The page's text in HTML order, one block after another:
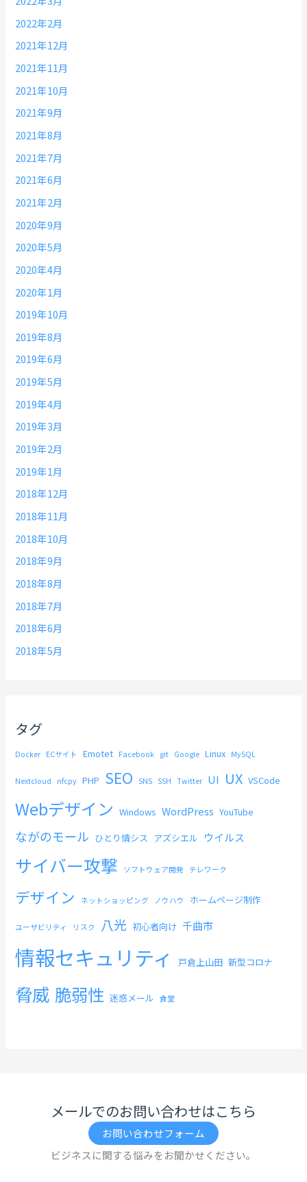
2022年2月
2021年12月
2021年11月
2021年10月
2021年9月
2021年8月
2021年7月
2021年6月
2021年2月
2020年9月
2020年5月
2020年4月
2020年1月
2019年10月
2019年8月
2019年6月
2019年5月
2019年4月
2019年3月
2019年2月
2019年1月
2018年12月
2018年11月
2018年10月
2018年9月
2018年8月
2018年7月
2018年6月
2018年5月
タグ
Docker ECサイト Emotet Facebook git Google Linux MySQL
Nextcloud nfcpy PHP SEO SNS SSH Twitter UI UX VSCode
Webデザイン Windows WordPress YouTube
ながのモール ひとり情シス アズシエル ウイルス
サイバー攻撃 ソフトウェア開発 テレワーク
デザイン ネットショッピング ノウハウ ホームページ制作
ユーザビリティ リスク 八光 初心者向け 千曲市
情報セキュリティ 戸倉上山田 新型コロナ
脅威 脆弱性 迷惑メール 食堂
メールでのお問い合わせはこちら
お問い合わせフォーム
ビジネスに関する悩みをお聞かせください。